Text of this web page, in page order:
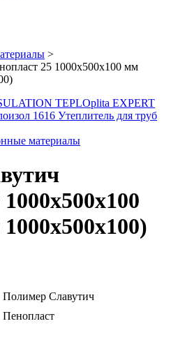
>
25 1000х500х100 мм
TEPLOplita EXPERT
1616 Утеплитель для труб
материалы
Полимер Славутич
Пенопласт